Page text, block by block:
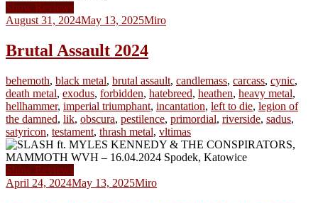
Show Reviews
August 31, 2024May 13, 2025Miro
Brutal Assault 2024
behemoth, black metal, brutal assault, candlemass, carcass, cynic,
death metal, exodus, forbidden, hatebreed, heathen, heavy metal,
hellhammer, imperial triumphant, incantation, left to die, legion of
the damned, lik, obscura, pestilence, primordial, riverside, sadus,
satyricon, testament, thrash metal, vltimas
Show Reviews
April 24, 2024May 13, 2025Miro